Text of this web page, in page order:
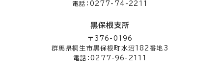
電話：0277-74-2211
黒保根支所
〒376-0196
群馬県桐生市黒保根町水沼182番地3
電話：0277-96-2111